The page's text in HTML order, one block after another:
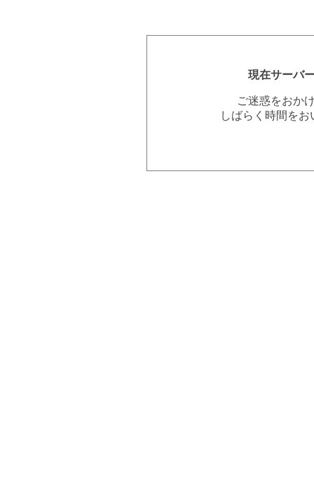
現在サーバ
ご迷惑をおか
しばらく時間を